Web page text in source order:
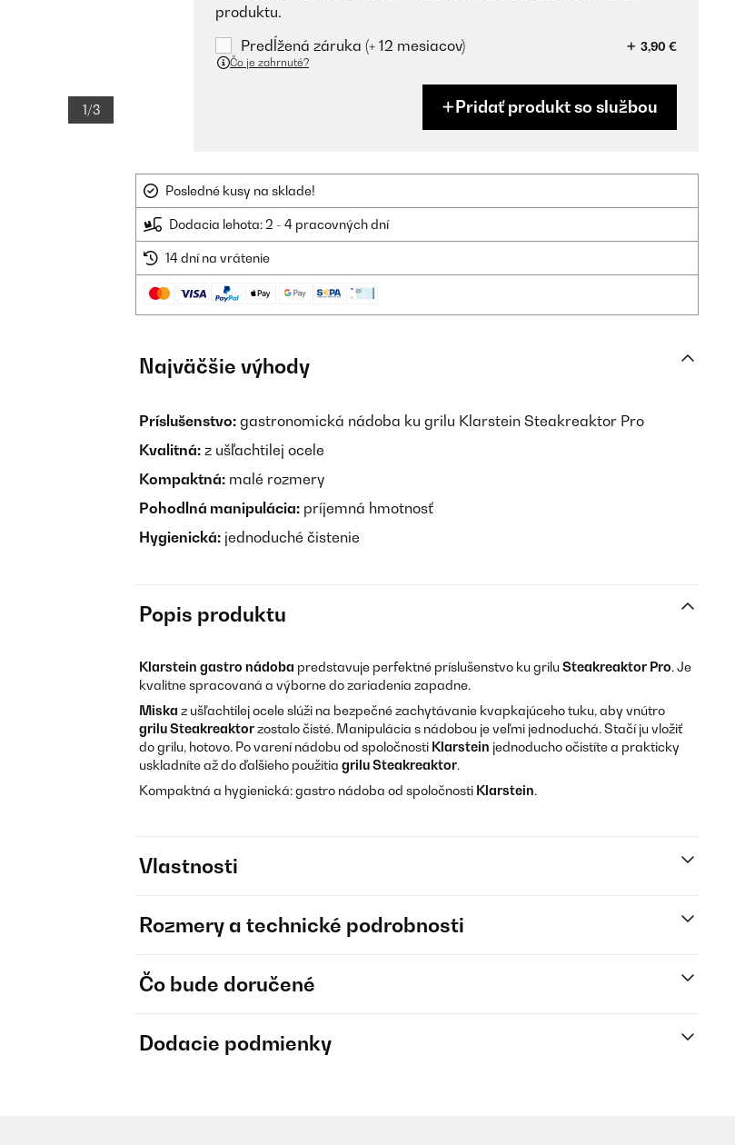
1/3
produktu.
Predĺžená záruka (+ 12 mesiacov)
3,90 €
Čo je zahrnuté?
Pridať produkt so službou
Posledné kusy na sklade!
Dodacia lehota: 2 - 4 pracovných dní
14 dní na vrátenie
Najväčšie výhody
Príslušenstvo: gastronomická nádoba ku grilu Klarstein Steakreaktor Pro
Kvalitná: z ušľachtilej ocele
Kompaktná: malé rozmery
Pohodlná manipulácia: príjemná hmotnosť
Hygienická: jednoduché čistenie
Popis produktu
Klarstein gastro nádoba predstavuje perfektné príslušenstvo ku grilu Steakreaktor Pro. Je
kvalitne spracovaná a výborne do zariadenia zapadne.
Miska z ušľachtilej ocele slúži na bezpečné zachytávanie kvapkajúceho tuku, aby vnútro
griluSteakreaktorzostalo čisté. Manipulácia s nádobou je veľmi jednoduchá. Stačí ju vložiť
do grilu, hotovo. Po varení nádobu od spoločnosti Klarstein jednoducho očistíte a prakticky
uskladníte až do ďalšieho použitia grilu Steakreaktor.
Kompaktná a hygienická: gastro nádoba od spoločnosti Klarstein.
Vlastnosti
Rozmery a technické podrobnosti
Čo bude doručené
Dodacie podmienky